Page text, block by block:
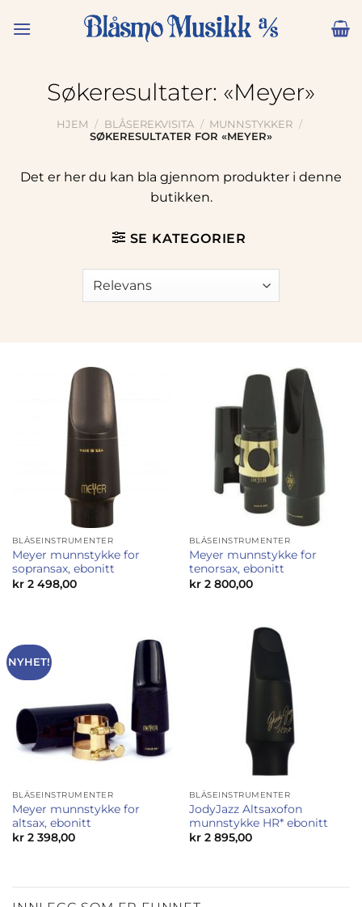
Søkeresultater: «Meyer»
HJEM / BLÅSEREKVISITA / MUNNSTYKKER /
SØKERESULTATER FOR «MEYER»
Det er her du kan bla gjennom produkter i denne
butikken.
SE KATEGORIER
BLÅSEINSTRUMENTER
Meyer munnstykke for
sopransax, ebonitt
kr2 498,00
BLÅSEINSTRUMENTER
Meyer munnstykke for
tenorsax, ebonitt
kr2 800,00
NYHET!
BLÅSEINSTRUMENTER
Meyer munnstykke for
altsax, ebonitt
kr2 398,00
BLÅSEINSTRUMENTER
JodyJazz Altsaxofon
munnstykke HR* ebonitt
kr2 895,00